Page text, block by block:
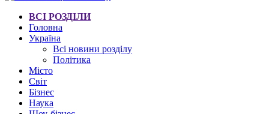
ВСІ РОЗДІЛИ
Головна
Україна
Всі новини розділу
Політика
Місто
Світ
Бізнес
Наука